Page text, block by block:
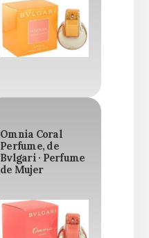
Omnia Coral
Perfume, de
Bvlgari · Perfume
de Mujer